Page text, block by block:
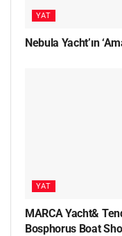
YAT
Nebula Yacht’ın
YAT
MARCA Yacht&
Bosphorus Boat